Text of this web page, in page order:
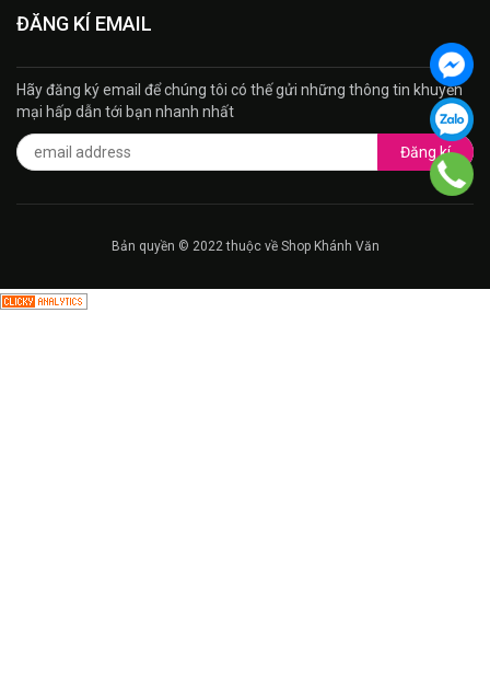
ĐĂNG KÍ EMAIL
Hãy đăng ký email để chúng tôi có thế gửi những thông tin khuyến
mại hấp dẫn tới bạn nhanh nhất
Đăng kí
Bản quyền © 2022 thuộc về Shop Khánh Văn